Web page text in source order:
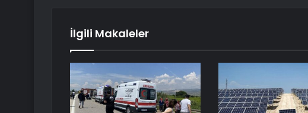
İlgili Makaleler